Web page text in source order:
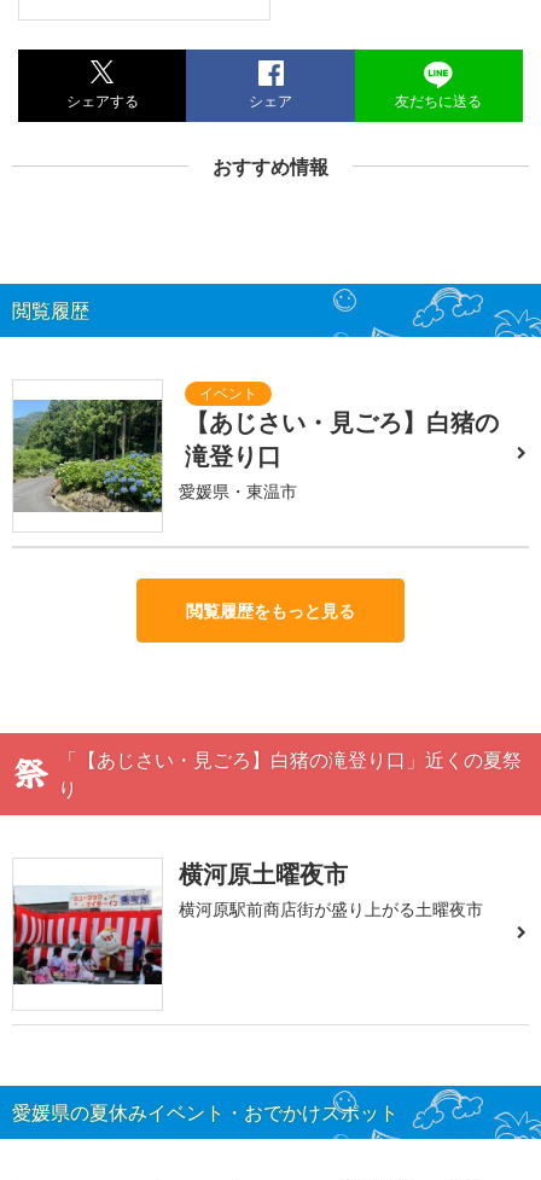
シェアする シェア 友だちに送る
おすすめ情報
閲覧履歴
【あじさい・見ごろ】白猪の
滝登り口
愛媛県・東温市
閲覧履歴をもっと見る
「【あじさい・見ごろ】白猪の滝登り口」近くの夏祭
り
横河原土曜夜市
横河原駅前商店街が盛り上がる土曜夜市
愛媛県の夏休みイベント・おでかけスポット